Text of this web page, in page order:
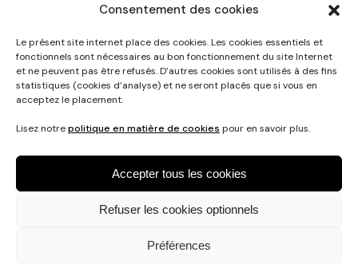
Consentement des cookies
Le présent site internet place des cookies. Les cookies essentiels et
fonctionnels sont nécessaires au bon fonctionnement du site Internet
et ne peuvent pas être refusés. D’autres cookies sont utilisés à des fins
statistiques (cookies d’analyse) et ne seront placés que si vous en
acceptez le placement.
Lisez notrepolitique en matière de cookies pour en savoir plus.
Accepter tous les cookies
Refuser les cookies optionnels
Préférences